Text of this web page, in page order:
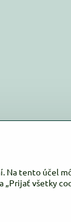
Na tento účel
„Prijať všetky